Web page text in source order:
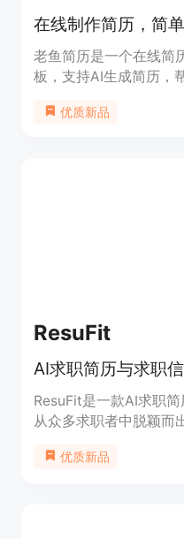
在线制作简历，简单
老鱼简历是一个在线简
板，支持AI生成简历，
板，并通过简单的在线
优质新品
ResuFit
AI求职简历与求职
ResuFit是一款AI求职
从众多求职者中脱颖而
优质新品